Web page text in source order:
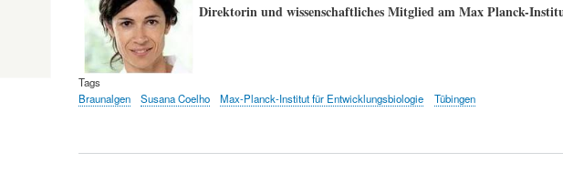
Direktorin und wissenschaftliches Mitglied am Max Planck-
Tags
Braunalgen
Susana Coelho Max-Planck-Institut für Entwicklungsbiologie Tübingen